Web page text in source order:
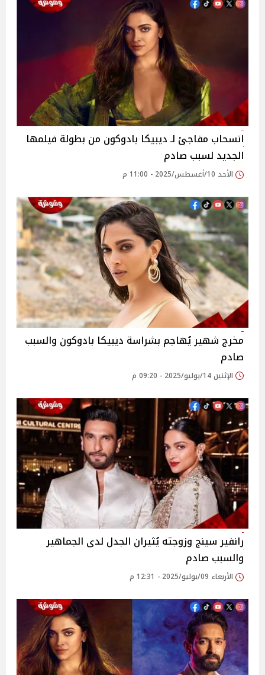
انسحاب مفاجئ لـ ديبيكا بادوكون من بطولة فيلمها
الجديد لسبب صادم
الأحد 10/أغسطس/2025 - 11:00 م
مخرج شهير يُهاجم بشراسة ديبيكا بادوكون والسبب
صادم
الإثنين 14/يوليو/2025 - 09:20 م
رانفير سينج وزوجته يُثيران الجدل لدى الجماهير
والسبب صادم
الأربعاء 09/يوليو/2025 - 12:31 م